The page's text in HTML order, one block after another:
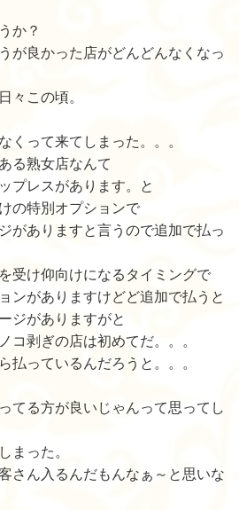
か？
が良かった店がどんどんなくなっ
々この頃。
くって来てしまった。。。
る熟女店なんて
プレスがあります。と
の特別オプションで
がありますと言うので追加で払っ
受け仰向けになるタイミングで
ンがありますけどど追加で払うと
ジがありますがと
コ剥ぎの店は初めてだ。。。
払っているんだろうと。。。
てる方が良いじゃんって思ってし
まった。
さん入るんだもんなぁ～と思いな